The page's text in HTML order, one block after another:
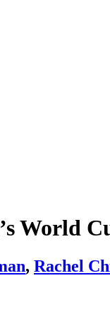
World
, Rachel